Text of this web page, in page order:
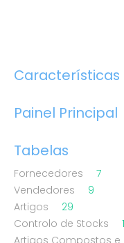
Características
Painel Principal
Tabelas
Fornecedores
7
Vendedores
9
Artigos
29
Controlo de Stocks